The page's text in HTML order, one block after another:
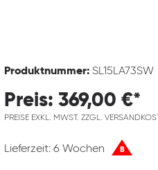
Produktnummer: SL15LA73SW
Preis: 369,00 €*
PREISE EXKL. MWST. ZZGL.
Lieferzeit: 6 Wochen B